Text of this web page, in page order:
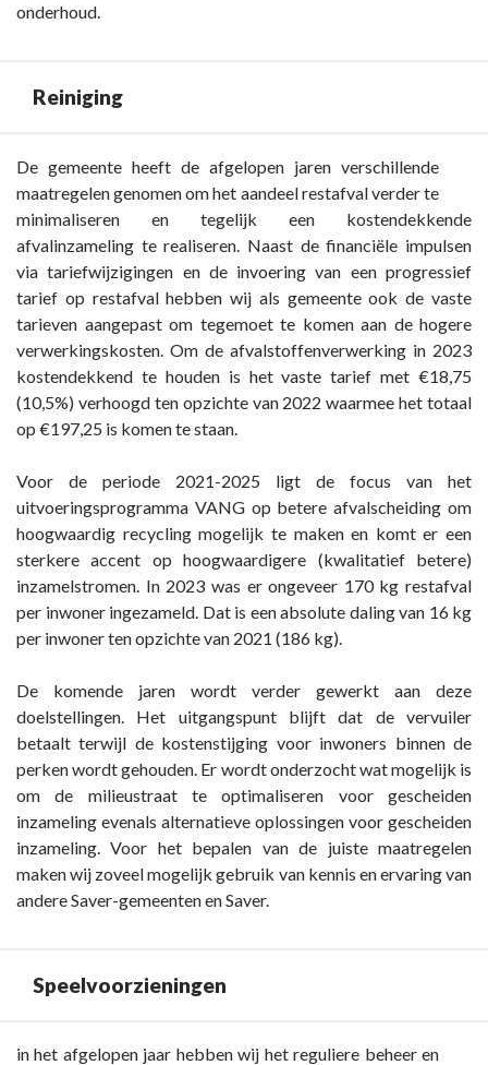
onderhoud.
Reiniging
Terug
naar
navigatie
Paragraaf
Onderhoud
kapitaalgoederen
Reiniging
De gemeente heeft de afgelopen jaren verschillende
maatregelen genomen om het aandeel restafval verder te
minimaliseren en tegelijk een kostendekkende
afvalinzameling te realiseren. Naast de financiële impulsen
via tariefwijzigingen en de invoering van een progressief
tarief op restafval hebben wij als gemeente ook de vaste
tarieven aangepast om tegemoet te komen aan de hogere
verwerkingskosten. Om de afvalstoffenverwerking in 2023
kostendekkend te houden is het vaste tarief met €18,75
(10,5%) verhoogd ten opzichte van 2022 waarmee het totaal
op €197,25 is komen te staan.
Voor de periode 2021-2025 ligt de focus van het
uitvoeringsprogramma VANG op betere afvalscheiding om
hoogwaardig recycling mogelijk te maken en komt er een
sterkere accent op hoogwaardigere (kwalitatief betere)
inzamelstromen. In 2023 was er ongeveer 170 kg restafval
per inwoner ingezameld. Dat is een absolute daling van 16 kg
per inwoner ten opzichte van 2021 (186 kg).
De komende jaren wordt verder gewerkt aan deze
doelstellingen. Het uitgangspunt blijft dat de vervuiler
betaalt terwijl de kostenstijging voor inwoners binnen de
perken wordt gehouden. Er wordt onderzocht wat mogelijk is
om de milieustraat te optimaliseren voor gescheiden
inzameling evenals alternatieve oplossingen voor gescheiden
inzameling. Voor het bepalen van de juiste maatregelen
maken wij zoveel mogelijk gebruik van kennis en ervaring van
andere Saver-gemeenten en Saver.
Speelvoorzieningen
Terug
in het afgelopen jaar hebben wij het reguliere beheer en